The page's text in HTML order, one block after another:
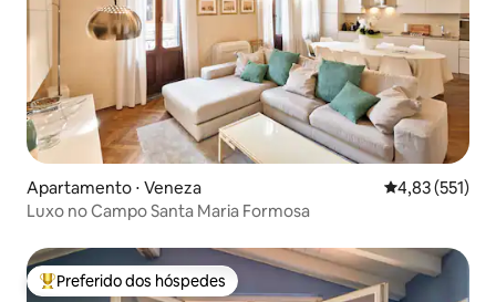
Apartamento ⋅ Veneza 4,83 de uma
4,83 (551)
Luxo no Campo Santa Maria Formosa
Entre os melhores preferidos dos hóspedes
Preferido dos hóspedes